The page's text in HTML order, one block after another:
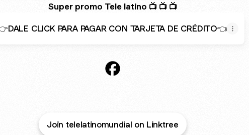
Super promo Tele latino 📺 📺 📺
CLICK PARA PAGAR CON TARJETA DE CRÉDITO👈
Join telelatinomundial on Linktree